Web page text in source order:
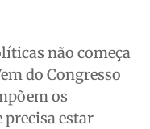
não começa
do Congresso
os
estar